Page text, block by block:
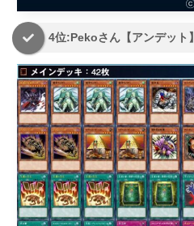
4位:Pekoさん【アンデット】